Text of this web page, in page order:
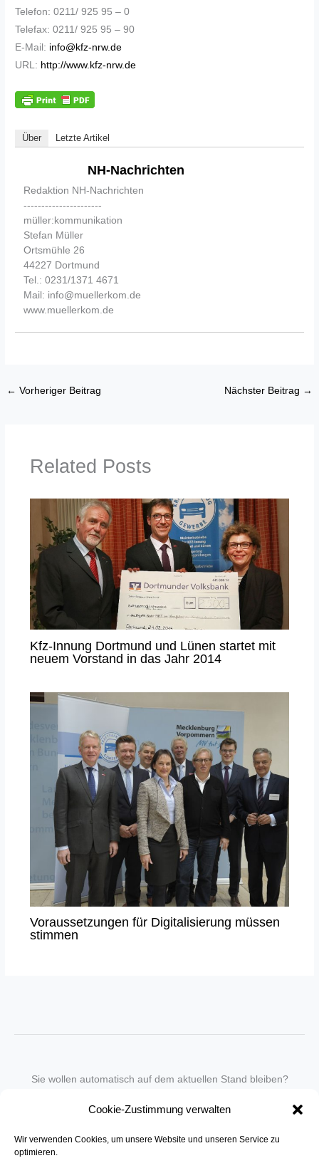
Cookie-Zustimmung verwalten
Wir verwenden Cookies, um unsere Website und unseren Service zu
optimieren.
Telefon: 0211/ 925 95 – 0
Telefax: 0211/ 925 95 – 90
E-Mail: info@kfz-nrw.de
URL: http://www.kfz-nrw.de
Über Letzte Artikel
NH-Nachrichten
Redaktion NH-Nachrichten
----------------------
müller:kommunikation
Stefan Müller
Ortsmühle 26
44227 Dortmund
Tel.: 0231/1371 4671
Mail: info@muellerkom.de
www.muellerkom.de
← Vorheriger Beitrag Nächster Beitrag →
Related Posts
Kfz-Innung Dortmund und Lünen startet mit
neuem Vorstand in das Jahr 2014
Voraussetzungen für Digitalisierung müssen
stimmen
Sie wollen automatisch auf dem aktuellen Stand bleiben?
in unseren Newsletter-Service auf.
Senden Sie für ein Angebot einfach eine